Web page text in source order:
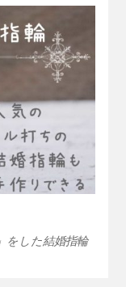
をした結婚指輪